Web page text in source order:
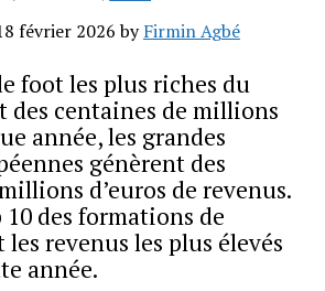
février 2026 byFirmin Agbé
foot les plus riches du
des centaines de millions
année, les grandes
génèrent des
d’euros de revenus.
10 des formations de
revenus les plus élevés
année.